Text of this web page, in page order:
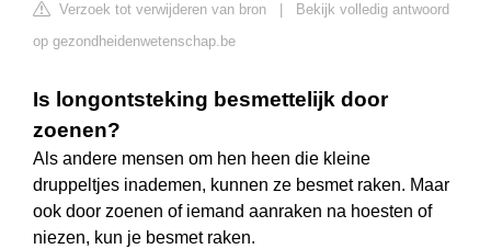
Verzoek tot verwijderen van bron
Bekijk volledig antwoord
op gezondheidenwetenschap.be
Is longontsteking besmettelijk door
zoenen?
Als andere mensen om hen heen die kleine
druppeltjes inademen, kunnen ze besmet raken. Maar
ook door zoenen of iemand aanraken na hoesten of
niezen, kun je besmet raken.